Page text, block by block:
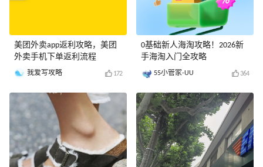
美团外卖app返利攻略，美团
外卖手机下单返利流程
我爱写攻略 172
0基础新人海淘攻略！2026新
手海淘入门全攻略
55小管家-UU 364